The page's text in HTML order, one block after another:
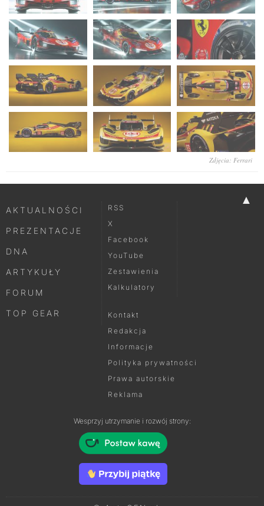
Zdjęcia: Ferrari
▲
AKTUALNOŚCI
PREZENTACJE
DNA
ARTYKUŁY
FORUM
TOP GEAR
RSS
X
Facebook
YouTube
Zestawienia
Kalkulatory
Kontakt
Redakcja
Informacje
Polityka prywatności
Prawa autorskie
Reklama
Wesprzyj utrzymanie i rozwój strony: